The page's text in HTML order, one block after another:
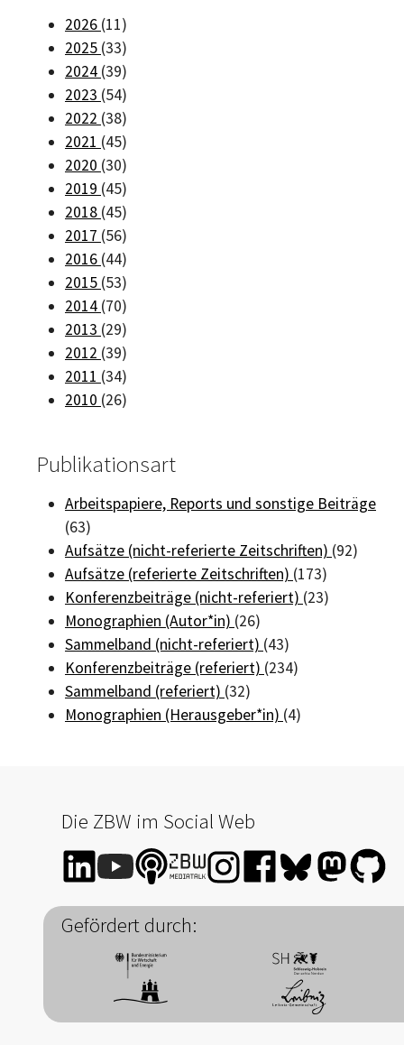
2026 (11)
2025 (33)
2024 (39)
2023 (54)
2022 (38)
2021 (45)
2020 (30)
2019 (45)
2018 (45)
2017 (56)
2016 (44)
2015 (53)
2014 (70)
2013 (29)
2012 (39)
2011 (34)
2010 (26)
Publikationsart
Arbeitspapiere, Reports und sonstige Beiträge
(63)
Aufsätze (nicht-referierte Zeitschriften) (92)
Aufsätze (referierte Zeitschriften) (173)
Konferenzbeiträge (nicht-referiert) (23)
Monographien (Autor*in) (26)
Sammelband (nicht-referiert) (43)
Konferenzbeiträge (referiert) (234)
Sammelband (referiert) (32)
Monographien (Herausgeber*in) (4)
Die ZBW im Social Web
Gefördert durch: